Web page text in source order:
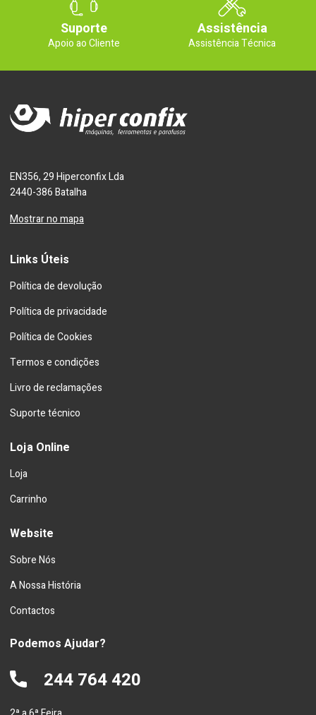
Suporte
Apoio ao Cliente
Assistência
Assistência Técnica
EN356, 29 Hiperconfix Lda
2440-386 Batalha
Mostrar no mapa
Links Úteis
Política de devolução
Política de privacidade
Política de Cookies
Termos e condições
Livro de reclamações
Suporte técnico
Loja Online
Loja
Carrinho
Website
Sobre Nós
A Nossa História
Contactos
Podemos Ajudar?
244 764 420